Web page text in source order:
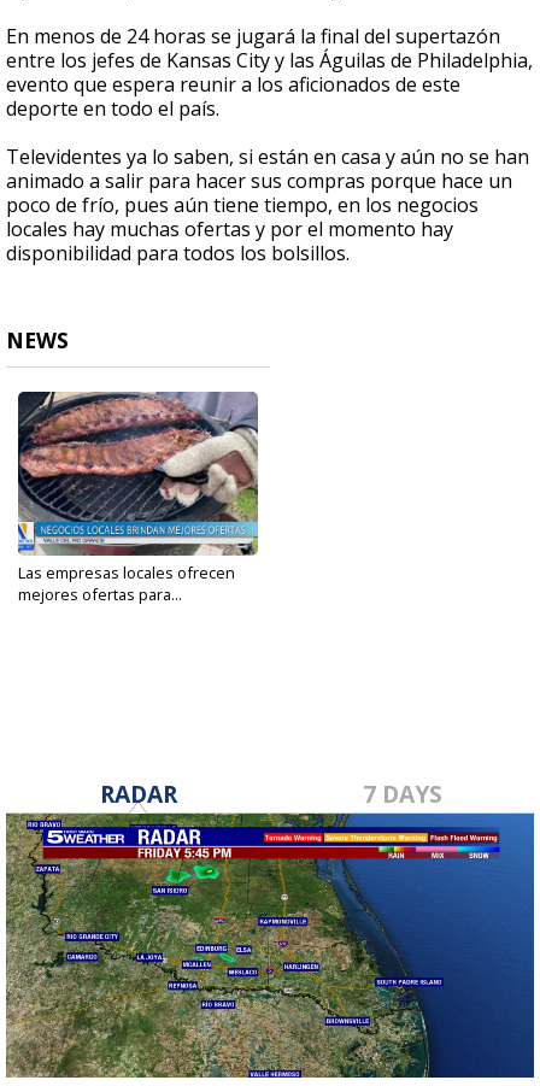
En menos de 24 horas se jugará la final del supertazón
entre los jefes de Kansas City y las Águilas de Philadelphia,
evento que espera reunir a los aficionados de este
deporte en todo el país.
Televidentes ya lo saben, si están en casa y aún no se han
animado a salir para hacer sus compras porque hace un
poco de frío, pues aún tiene tiempo, en los negocios
locales hay muchas ofertas y por el momento hay
disponibilidad para todos los bolsillos.
NEWS
Las empresas locales ofrecen
mejores ofertas para...
RADAR 7 DAYS